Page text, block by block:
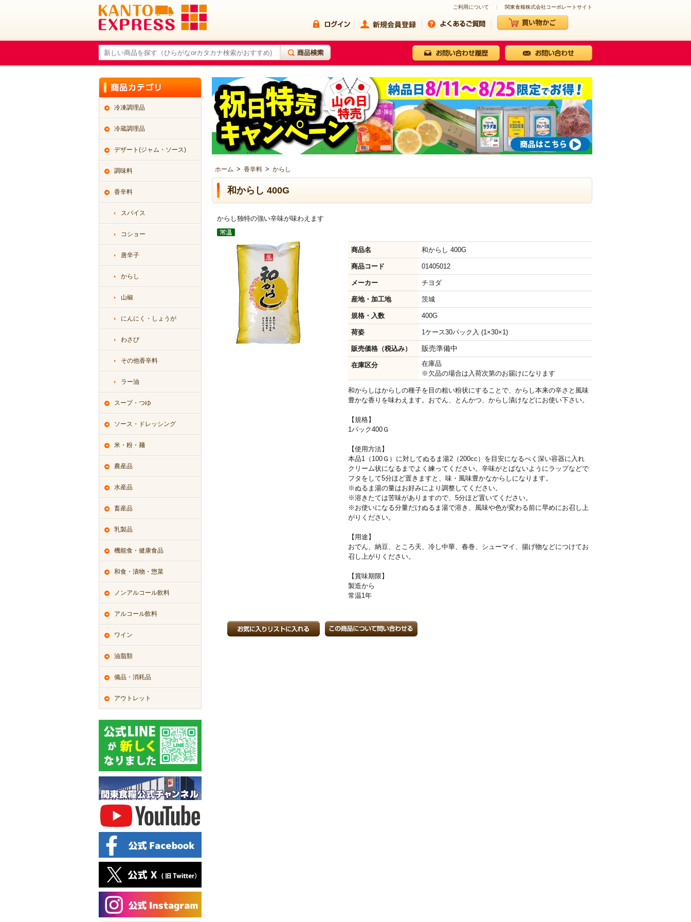
ご利用について 関東食糧株式会社コーポレートサイト
ホーム > 香辛料 > からし
和からし 400G
からし独特の強い辛味が味わえます
商品名 和からし 400G
商品コード 01405012
メーカー チヨダ
産地・加工地 茨城
規格・入数 400G
荷姿 1ケース30パック入 (1×30×1)
販売価格（税込み） 販売準備中
在庫区分
在庫品
※欠品の場合は入荷次第のお届けになります
和からしはからしの種子を目の粗い粉状にすることで、からし本来の辛さと風味
豊かな香りを味わえます。おでん、とんかつ、からし漬けなどにお使い下さい。
【規格】
1パック400Ｇ
【使用方法】
本品1（100Ｇ）に対してぬるま湯2（200cc）を目安になるべく深い容器に入れ
クリーム状になるまでよく練ってください。辛味がとばないようにラップなどで
フタをして5分ほど置きますと、味・風味豊かなからしになります。
※ぬるま湯の量はお好みにより調整してください。
※溶きたては苦味がありますので、5分ほど置いてください。
※お使いになる分量だけぬるま湯で溶き、風味や色が変わる前に早めにお召し上
がりください。
【用途】
おでん、納豆、ところ天、冷し中華、春巻、シューマイ、揚げ物などにつけてお
召し上がりください。
【賞味期限】
製造から
常温1年
冷凍調理品
冷蔵調理品
デザート(ジャム・ソース)
調味料
香辛料
スパイス
コショー
唐辛子
からし
山椒
にんにく・しょうが
わさび
その他香辛料
ラー油
スープ・つゆ
ソース・ドレッシング
米・粉・麺
農産品
水産品
畜産品
乳製品
機能食・健康食品
和食・漬物・惣菜
ノンアルコール飲料
アルコール飲料
ワイン
油脂類
備品・消耗品
アウトレット